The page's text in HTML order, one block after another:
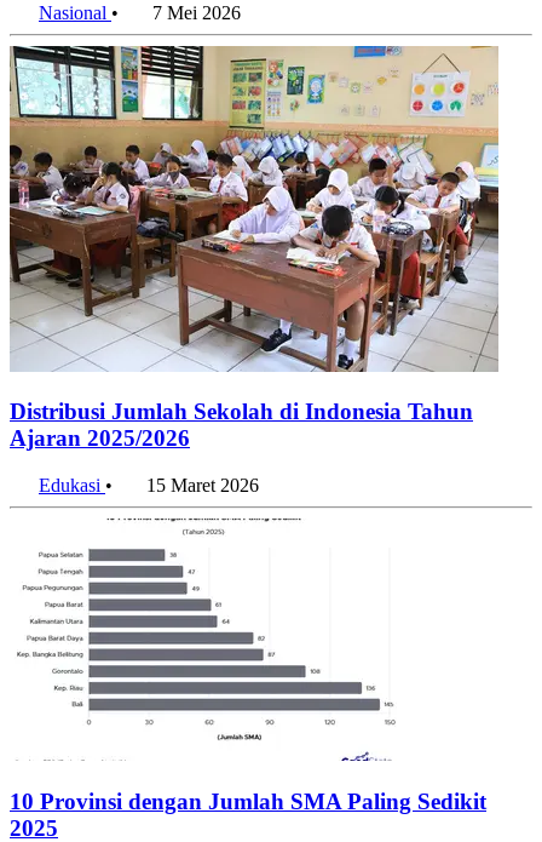
Nasional • 7 Mei 2026
Distribusi Jumlah Sekolah di Indonesia Tahun
Ajaran 2025/2026
Edukasi • 15 Maret 2026
10 Provinsi dengan Jumlah SMA Paling Sedikit
2025